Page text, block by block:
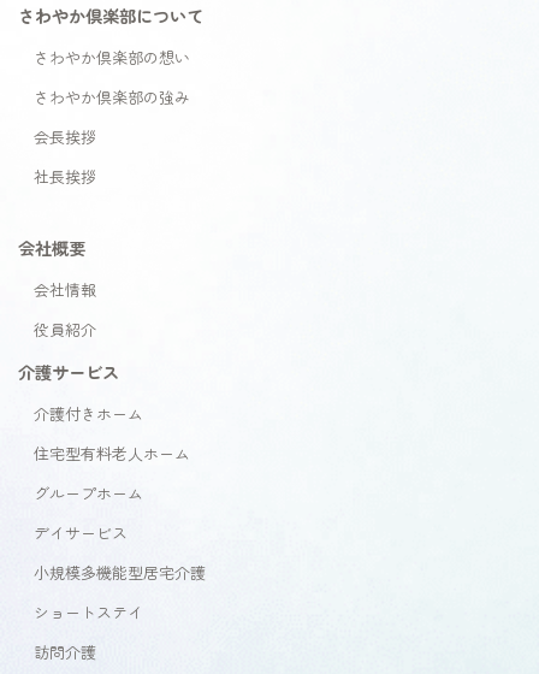
さわやか倶楽部について
さわやか倶楽部の想い
さわやか倶楽部の強み
会長挨拶
社長挨拶
会社概要
会社情報
役員紹介
介護サービス
介護付きホーム
住宅型有料老人ホーム
グループホーム
デイサービス
小規模多機能型居宅介護
ショートステイ
訪問介護